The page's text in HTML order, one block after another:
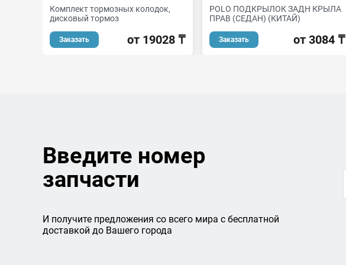
Комплект тормозных колодок,
дисковый тормоз
Заказать от 19028 ₸
POLO ПОДКРЫЛОК ЗАДН КРЫЛА
ПРАВ (СЕДАН) (КИТАЙ)
Заказать от 3084 ₸
Введите номер
запчасти
И получите предложения со всего мира с бесплатной
доставкой до Вашего города